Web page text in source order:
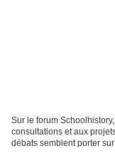
Sur le forum
consultations et aux
débats semblent porter